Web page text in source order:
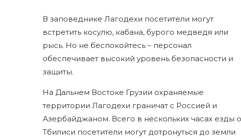
В заповеднике Лагодехи посетители могут
встретить косулю, кабана, бурого медведя или
рысь. Но не беспокойтесь – персонал
обеспечивает высокий уровень безопасности и
защиты.
На Дальнем Востоке Грузии охраняемые
территории Лагодехи граничат с Россией и
Азербайджаном. Всего в нескольких часах езды
Тбилиси посетители могут дотронуться до земли